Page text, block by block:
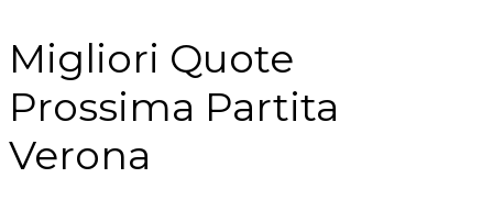
Migliori Quote
Prossima Partita
Verona